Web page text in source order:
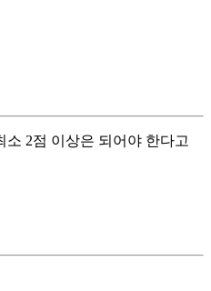
2점 이상은 되어야 한다고